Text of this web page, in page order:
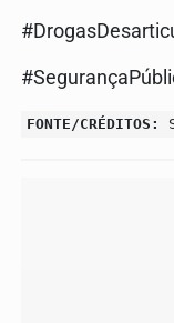
FONTE/CRÉDITOS: